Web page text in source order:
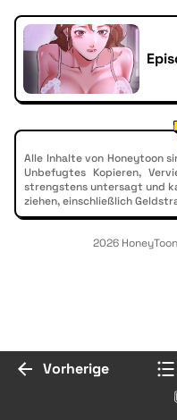
Alle Inhalte von Honeytoon
Unbefugtes Kopieren,
strengstens untersagt und
ziehen, einschließlich
2026
Vorherige